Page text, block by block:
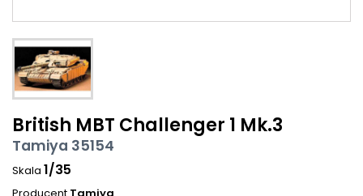
British MBT Challenger 1 Mk.3
Tamiya 35154
Skala 1/35